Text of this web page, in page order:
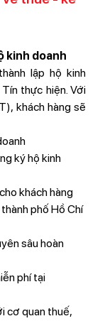
kinh doanh
lập hộ kinh
thực hiện. Với
khách hàng sẽ
ký hộ kinh
khách hàng
phố Hồ Chí
sâu hoàn
phí tại
cơ quan thuế,